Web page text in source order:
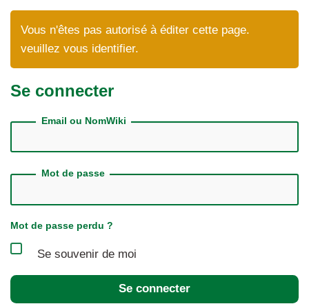
Vous n'êtes pas autorisé à éditer cette page.
veuillez vous identifier.
Se connecter
Email ou NomWiki
Mot de passe
Mot de passe perdu ?
Se souvenir de moi
Se connecter